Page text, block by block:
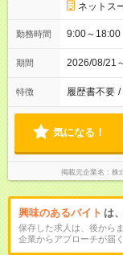
ネットス
勤務時間 9:00～
期間 2026/08/21
特徴 履歴書不要 /
気になる！
掲載元企業名 株
興味のあるバイト は
保存した求人は、後から
企業からアプローチが届